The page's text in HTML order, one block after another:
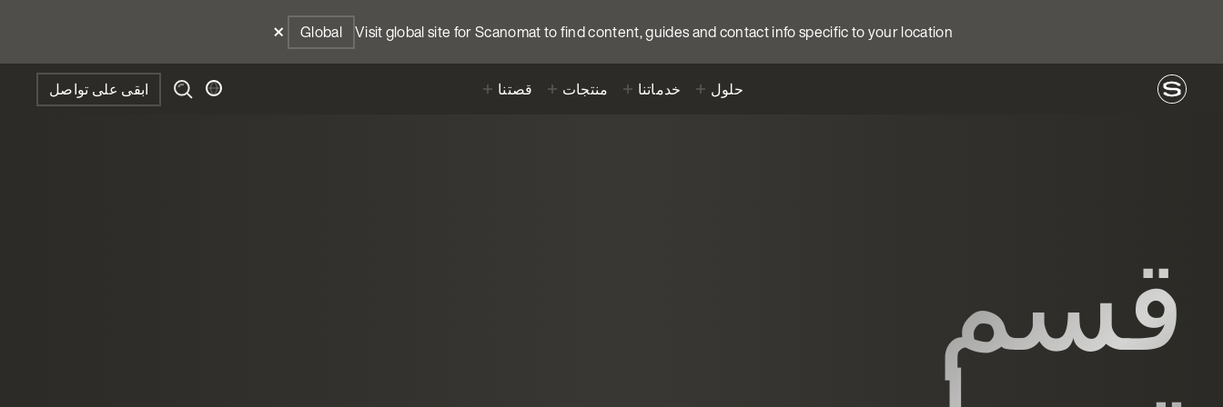
Visit global site for Scanomat to find content, guides and contact info specific to your location
Global
حلول خدماتنا منتجات قصتنا ابقى على تواصل
قسم